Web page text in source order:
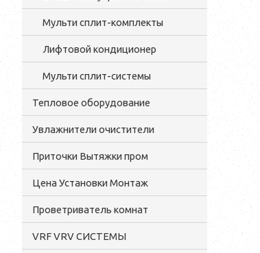
Мульти cплит-комплекты
Лифтовой кондиционер
Мульти сплит-системы
Тепловое оборудование
Увлажнители очистители
Приточки Вытяжки пром
Цена Установки Монтаж
Проветриватель комнат
VRF VRV СИСТЕМЫ